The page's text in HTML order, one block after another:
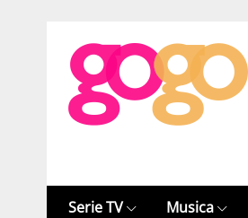
Serie TV Musica